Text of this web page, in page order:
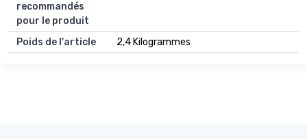
recommandés
pour le produit
Poids de l'article 2,4 Kilogrammes